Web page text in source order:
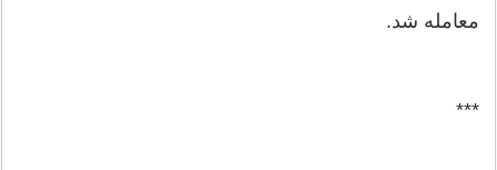
معامله شد.
***